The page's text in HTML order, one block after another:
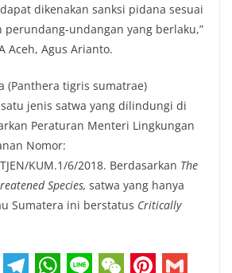
dikenakan sanksi pidana sesuai
undangan yang berlaku,”
Aceh, Agus Arianto.
(Panthera tigris sumatrae)
jenis satwa yang dilindungi di
Peraturan Menteri Lingkungan
Nomor:
KUM.1/6/2018. Berdasarkan The
Species, satwa yang hanya
Sumatera ini berstatus Critically